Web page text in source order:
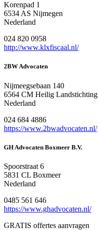
Korenpad 1
6534 AS Nijmegen
Nederland
024 820 0958
http://www.klxfiscaal.nl/
2BW Advocaten
Nijmeegsebaan 140
6564 CM Heilig Landstichting
Nederland
024 684 4886
https://www.2bwadvocaten.nl/
GH Advocaten Boxmeer B.V.
Spoorstraat 6
5831 CL Boxmeer
Nederland
0485 561 646
https://www.ghadvocaten.nl/
GRATIS offertes aanvragen